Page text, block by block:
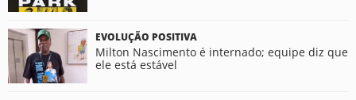
EVOLUÇÃO POSITIVA
Milton Nascimento é internado; equipe diz que
ele está estável